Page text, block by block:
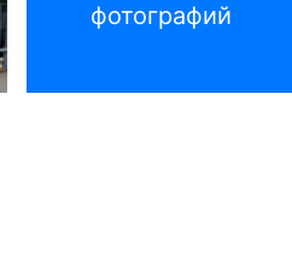
фотографий